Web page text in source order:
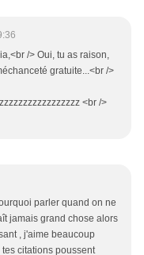
/> Oui, tu as raison,
gratuite...<br />
<br />
parler quand on ne
jamais grand chose alors
, j'aime beaucoup
citations poussent